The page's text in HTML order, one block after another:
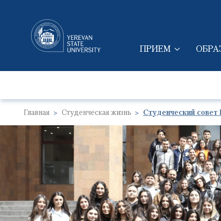
MAIN
ПРИЕМ
Главная Студенческая жизнь Студенческий совет
Image